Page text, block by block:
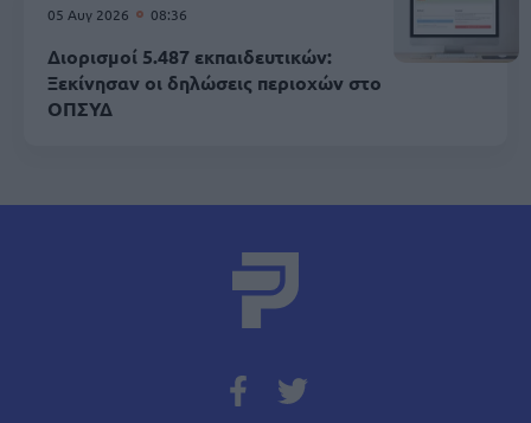
05 Αυγ 2026 08:36
Διορισμοί 5.487 εκπαιδευτικών:
Ξεκίνησαν οι δηλώσεις περιοχών στο
ΟΠΣΥΔ